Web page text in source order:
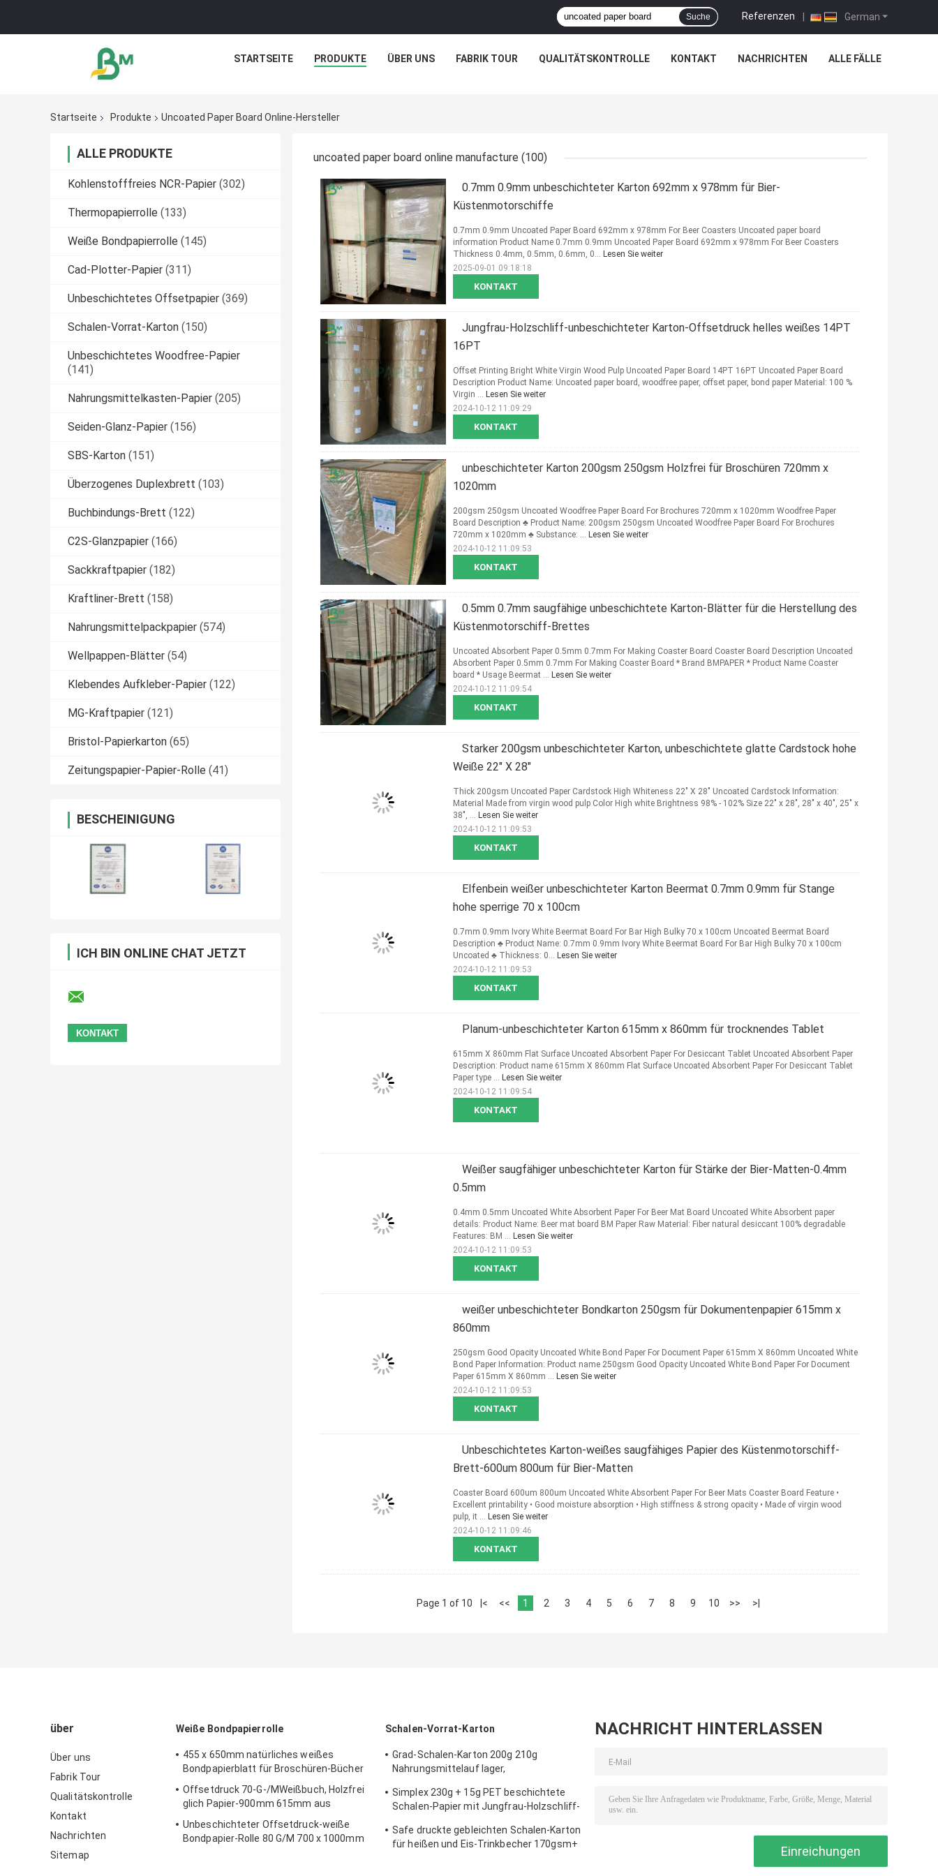
German
Referenzen |
Suche
STARTSEITE PRODUKTE ÜBER UNS FABRIK TOUR QUALITÄTSKONTROLLE KONTAKT NACHRICHTEN ALLE FÄLLE
Startseite Produkte Uncoated Paper Board Online-Hersteller
ALLE PRODUKTE
Kohlenstofffreies NCR-Papier (302)
Thermopapierrolle (133)
Weiße Bondpapierrolle (145)
Cad-Plotter-Papier (311)
Unbeschichtetes Offsetpapier (369)
Schalen-Vorrat-Karton (150)
Unbeschichtetes Woodfree-Papier
(141)
Nahrungsmittelkasten-Papier (205)
Seiden-Glanz-Papier (156)
SBS-Karton (151)
Überzogenes Duplexbrett (103)
Buchbindungs-Brett (122)
C2S-Glanzpapier (166)
Sackkraftpapier (182)
Kraftliner-Brett (158)
Nahrungsmittelpackpapier (574)
Wellpappen-Blätter (54)
Klebendes Aufkleber-Papier (122)
MG-Kraftpapier (121)
Bristol-Papierkarton (65)
Zeitungspapier-Papier-Rolle (41)
BESCHEINIGUNG
ICH BIN ONLINE CHAT JETZT
uncoated paper board online manufacture (100)
0.7mm 0.9mm unbeschichteter Karton 692mm x 978mm für Bier-
Küstenmotorschiffe
KONTAKT
0.7mm 0.9mm Uncoated Paper Board 692mm x 978mm For Beer Coasters Uncoated paper board
information Product Name 0.7mm 0.9mm Uncoated Paper Board 692mm x 978mm For Beer Coasters
Thickness 0.4mm, 0.5mm, 0.6mm, 0... Lesen Sie weiter
2025-09-01 09:18:18
Jungfrau-Holzschliff-unbeschichteter Karton-Offsetdruck helles weißes 14PT
16PT
KONTAKT
Offset Printing Bright White Virgin Wood Pulp Uncoated Paper Board 14PT 16PT Uncoated Paper Board
Description Product Name: Uncoated paper board, woodfree paper, offset paper, bond paper Material: 100 %
Virgin ... Lesen Sie weiter
2024-10-12 11:09:29
unbeschichteter Karton 200gsm 250gsm Holzfrei für Broschüren 720mm x
1020mm
KONTAKT
200gsm 250gsm Uncoated Woodfree Paper Board For Brochures 720mm x 1020mm Woodfree Paper
Board Description ♣ Product Name: 200gsm 250gsm Uncoated Woodfree Paper Board For Brochures
720mm x 1020mm ♣ Substance: ... Lesen Sie weiter
2024-10-12 11:09:53
0.5mm 0.7mm saugfähige unbeschichtete Karton-Blätter für die Herstellung des
Küstenmotorschiff-Brettes
KONTAKT
Uncoated Absorbent Paper 0.5mm 0.7mm For Making Coaster Board Coaster Board Description Uncoated
Absorbent Paper 0.5mm 0.7mm For Making Coaster Board * Brand BMPAPER * Product Name Coaster
board * Usage Beermat ... Lesen Sie weiter
2024-10-12 11:09:54
Starker 200gsm unbeschichteter Karton, unbeschichtete glatte Cardstock hohe
Weiße 22" X 28"
KONTAKT
Thick 200gsm Uncoated Paper Cardstock High Whiteness 22" X 28" Uncoated Cardstock Information:
Material Made from virgin wood pulp Color High white Brightness 98% - 102% Size 22" x 28", 28" x 40", 25" x
38", ... Lesen Sie weiter
2024-10-12 11:09:53
Elfenbein weißer unbeschichteter Karton Beermat 0.7mm 0.9mm für Stange
hohe sperrige 70 x 100cm
KONTAKT
0.7mm 0.9mm Ivory White Beermat Board For Bar High Bulky 70 x 100cm Uncoated Beermat Board
Description ♣ Product Name: 0.7mm 0.9mm Ivory White Beermat Board For Bar High Bulky 70 x 100cm
Uncoated ♣ Thickness: 0... Lesen Sie weiter
2024-10-12 11:09:53
Planum-unbeschichteter Karton 615mm x 860mm für trocknendes Tablet
KONTAKT
615mm X 860mm Flat Surface Uncoated Absorbent Paper For Desiccant Tablet Uncoated Absorbent Paper
Description: Product name 615mm X 860mm Flat Surface Uncoated Absorbent Paper For Desiccant Tablet
Paper type ... Lesen Sie weiter
2024-10-12 11:09:54
Weißer saugfähiger unbeschichteter Karton für Stärke der Bier-Matten-0.4mm
0.5mm
KONTAKT
0.4mm 0.5mm Uncoated White Absorbent Paper For Beer Mat Board Uncoated White Absorbent paper
details: Product Name: Beer mat board BM Paper Raw Material: Fiber natural desiccant 100% degradable
Features: BM ... Lesen Sie weiter
2024-10-12 11:09:53
weißer unbeschichteter Bondkarton 250gsm für Dokumentenpapier 615mm x
860mm
KONTAKT
250gsm Good Opacity Uncoated White Bond Paper For Document Paper 615mm X 860mm Uncoated White
Bond Paper Information: Product name 250gsm Good Opacity Uncoated White Bond Paper For Document
Paper 615mm X 860mm ... Lesen Sie weiter
2024-10-12 11:09:53
Unbeschichtetes Karton-weißes saugfähiges Papier des Küstenmotorschiff-
Brett-600um 800um für Bier-Matten
KONTAKT
Coaster Board 600um 800um Uncoated White Absorbent Paper For Beer Mats Coaster Board Feature •
Excellent printability • Good moisture absorption • High stiffness & strong opacity • Made of virgin wood
pulp, it ... Lesen Sie weiter
2024-10-12 11:09:46
Page 1 of 10 |< << 1 2 3 4 5 6 7 8 9 10 >> >|
über
Über uns
Fabrik Tour
Qualitätskontrolle
Kontakt
Nachrichten
Sitemap
Weiße Bondpapierrolle
455 x 650mm natürliches weißes
Bondpapierblatt für Broschüren-Bücher
Offsetdruck 70-G-/MWeißbuch, Holzfrei
glich Papier-900mm 615mm aus
Unbeschichteter Offsetdruck-weiße
Bondpapier-Rolle 80 G/M 700 x 1000mm
Schalen-Vorrat-Karton
Grad-Schalen-Karton 200g 210g
Nahrungsmittelauf lager,
Simplex 230g + 15g PET beschichtete
Schalen-Papier mit Jungfrau-Holzschliff-
Safe druckte gebleichten Schalen-Karton
für heißen und Eis-Trinkbecher 170gsm+
NACHRICHT HINTERLASSEN